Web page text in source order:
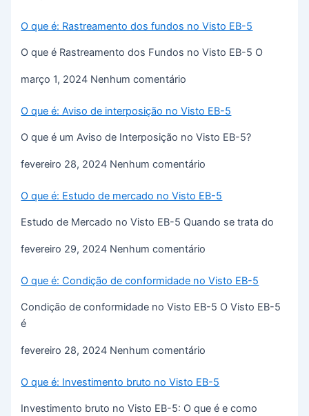
O que é: Rastreamento dos fundos no Visto EB-5
O que é Rastreamento dos Fundos no Visto EB-5 O
março 1, 2024 Nenhum comentário
O que é: Aviso de interposição no Visto EB-5
O que é um Aviso de Interposição no Visto EB-5?
fevereiro 28, 2024 Nenhum comentário
O que é: Estudo de mercado no Visto EB-5
Estudo de Mercado no Visto EB-5 Quando se trata do
fevereiro 29, 2024 Nenhum comentário
O que é: Condição de conformidade no Visto EB-5
Condição de conformidade no Visto EB-5 O Visto EB-5
é
fevereiro 28, 2024 Nenhum comentário
O que é: Investimento bruto no Visto EB-5
Investimento bruto no Visto EB-5: O que é e como